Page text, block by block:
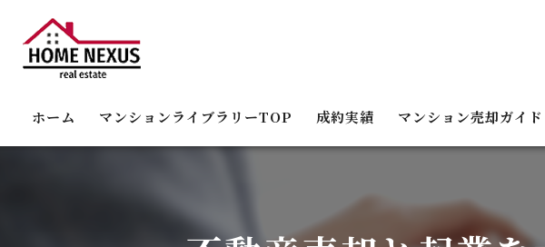
ホーム マンションライブラリーTOP
城東区古市マンション売却相場
成約実績 マンション売却ガイド
マンション売却｜相場と